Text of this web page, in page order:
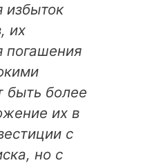
избыток
их
погашения
быть более
их в
с
но с